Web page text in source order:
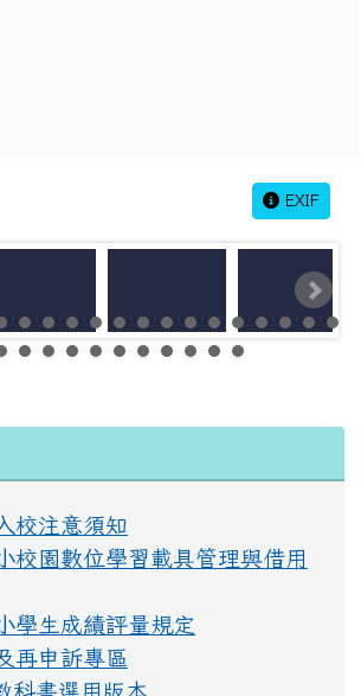
EXIF
校注意須知
校園數位學習載具管理與借用
學生成績評量規定
再申訴專區
科書選用版本